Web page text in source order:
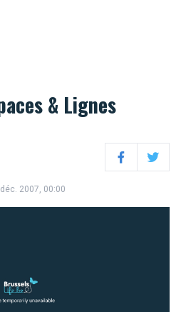
& Lignes
FacebookTwitter
2007, 00:00